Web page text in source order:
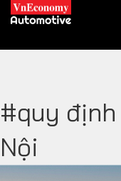
Trang chủ
#quy định
Nội